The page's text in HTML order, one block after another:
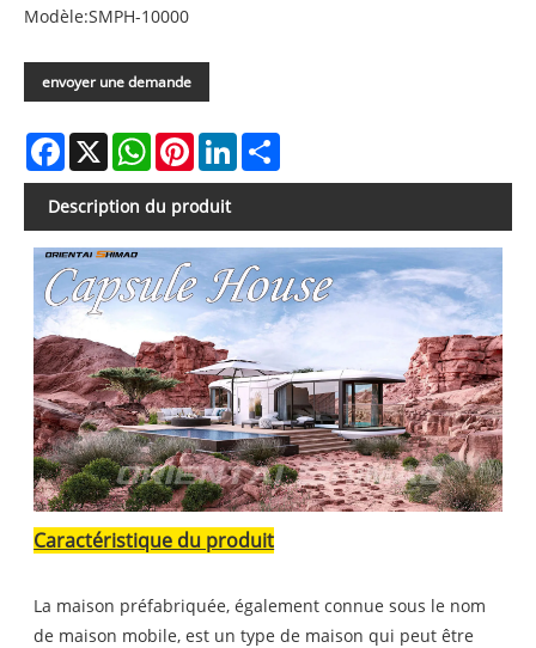
Modèle:SMPH-10000
envoyer une demande
Facebook
X WhatsAppPinterestLinkedIn
Description du produit
Caractéristique du produit
La maison préfabriquée, également connue sous le nom
de maison mobile, est un type de maison qui peut être